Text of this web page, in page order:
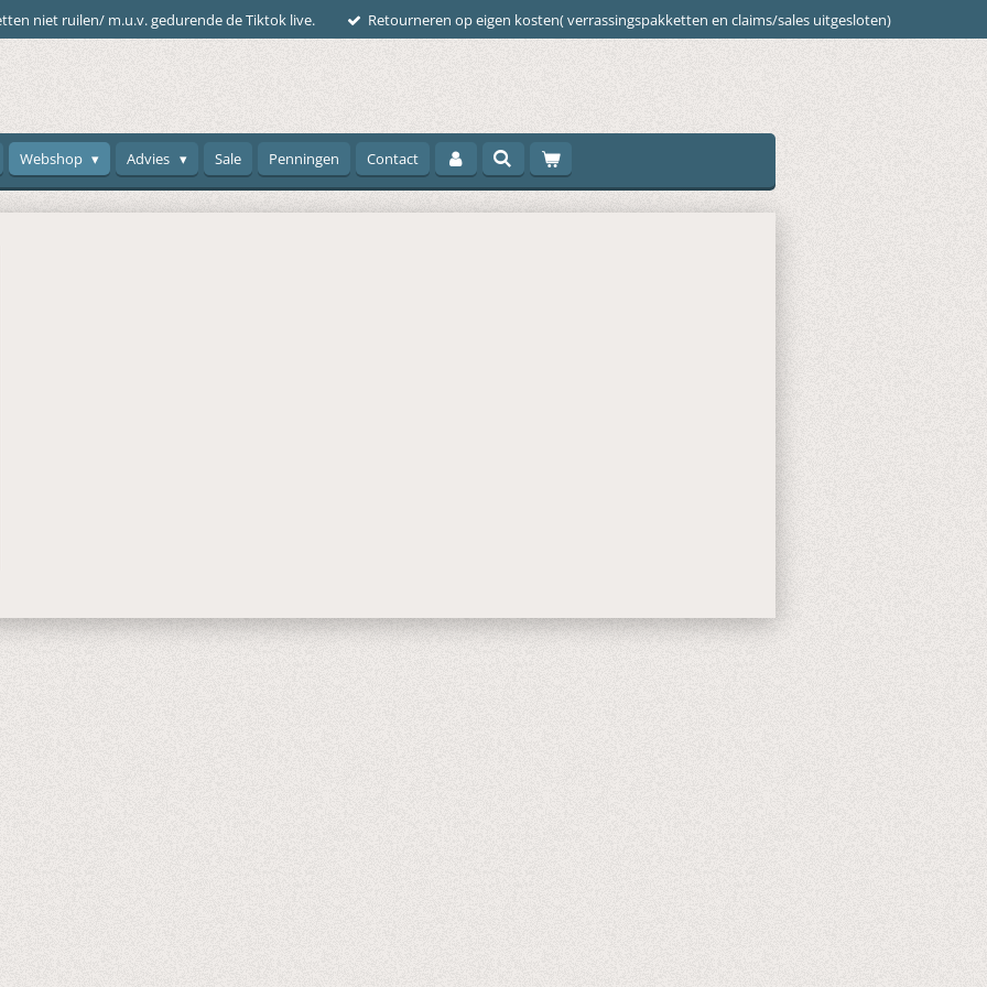
niet ruilen/ m.u.v. gedurende de Tiktok live. Retourneren op eigen kosten( verrassingspakketten en claims/sales uitgesloten)
Webshop Advies Sale Penningen Contact